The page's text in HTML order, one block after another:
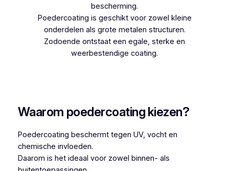
bescherming.
Poedercoating is geschikt voor zowel kleine
onderdelen als grote metalen structuren.
Zodoende ontstaat een egale, sterke en
weerbestendige coating.
Waarom poedercoating kiezen?
Poedercoating beschermt tegen UV, vocht en
chemische invloeden.
Daarom is het ideaal voor zowel binnen- als